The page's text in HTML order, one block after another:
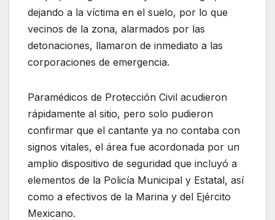
dejando a la víctima en el suelo, por lo que
vecinos de la zona, alarmados por las
detonaciones, llamaron de inmediato a las
corporaciones de emergencia.
Paramédicos de Protección Civil acudieron
rápidamente al sitio, pero solo pudieron
confirmar que el cantante ya no contaba con
signos vitales, el área fue acordonada por un
amplio dispositivo de seguridad que incluyó a
elementos de la Policía Municipal y Estatal, así
como a efectivos de la Marina y del Ejército
Mexicano.